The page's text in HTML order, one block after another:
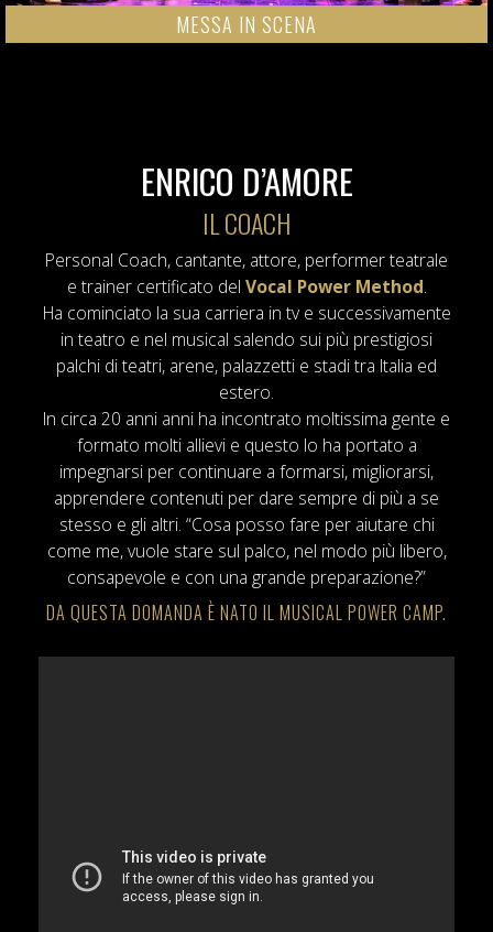
MESSA IN SCENA
ENRICO D’AMORE
IL COACH
Personal Coach, cantante, attore, performer teatrale
e trainer certificato del Vocal Power Method.
Ha cominciato la sua carriera in tv e successivamente
in teatro e nel musical salendo sui più prestigiosi
palchi di teatri, arene, palazzetti e stadi tra Italia ed
estero.
In circa 20 anni anni ha incontrato moltissima gente e
formato molti allievi e questo lo ha portato a
impegnarsi per continuare a formarsi, migliorarsi,
apprendere contenuti per dare sempre di più a se
stesso e gli altri. “Cosa posso fare per aiutare chi
come me, vuole stare sul palco, nel modo più libero,
consapevole e con una grande preparazione?”
DA QUESTA DOMANDA È NATO IL MUSICAL POWER CAMP.